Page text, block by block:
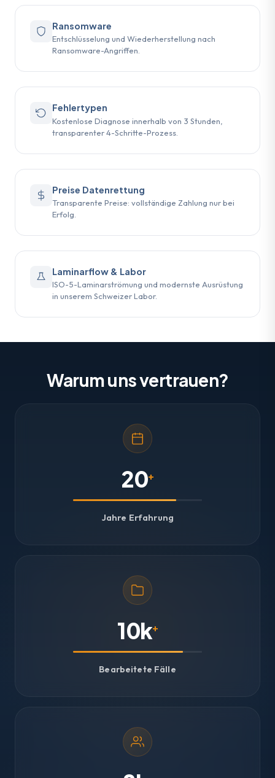
Ransomware
Entschlüsselung und Wiederherstellung nach
Ransomware-Angriffen.
Fehlertypen
Kostenlose Diagnose innerhalb von 3 Stunden,
transparenter 4-Schritte-Prozess.
Preise Datenrettung
Transparente Preise: vollständige Zahlung nur bei
Erfolg.
Laminarflow & Labor
ISO-5-Laminarströmung und modernste Ausrüstung
in unserem Schweizer Labor.
Warum uns vertrauen?
20+
Jahre Erfahrung
10k+
Bearbeitete Fälle